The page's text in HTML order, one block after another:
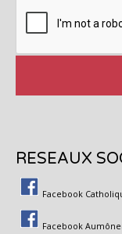
RESEAUX
Facebook
Facebook